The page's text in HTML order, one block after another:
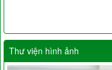
Thư viện hình ảnh